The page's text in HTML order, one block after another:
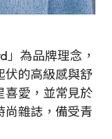
」為品牌理念，
伏的高級感與舒
喜愛，並常見於
尚雜誌，備受青